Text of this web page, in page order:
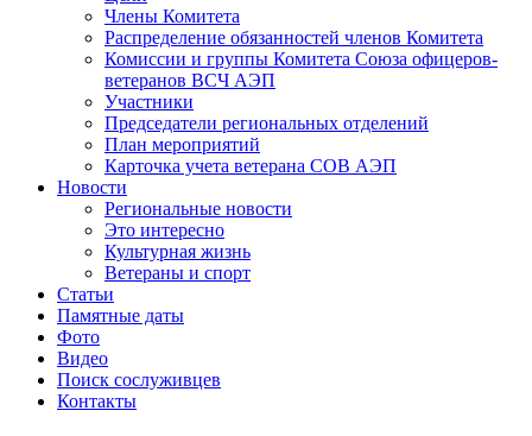
Члены Комитета
Распределение обязанностей членов Комитета
Комиссии и группы Комитета Союза офицеров-
ветеранов ВСЧ АЭП
Участники
Председатели региональных отделений
План мероприятий
Карточка учета ветерана CОВ АЭП
Новости
Региональные новости
Это интересно
Культурная жизнь
Ветераны и спорт
Статьи
Памятные даты
Фото
Видео
Поиск сослуживцев
Контакты